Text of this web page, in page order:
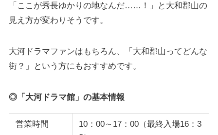
「ここが秀長ゆかりの地なんだ……！」と大和郡山の
見え方が変わりそうです。
大河ドラマファンはもちろん、「大和郡山ってどんな
街？」という方にもおすすめです。
◎「大河ドラマ館」の基本情報
営業時間
10：00～17：00（最終入場16：3